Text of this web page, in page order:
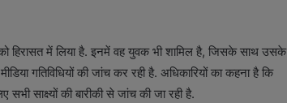
हिरासत में लिया है. इनमें वह युवक भी शामिल है, जिसके साथ उसके
गतिविधियों की जांच कर रही है. अधिकारियों का कहना है कि
साक्ष्यों की बारीकी से जांच की जा रही है.